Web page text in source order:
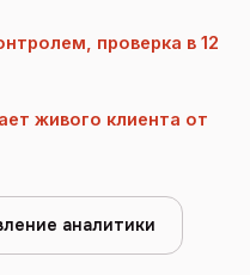
проверка в 12
живого клиента от
аналитики